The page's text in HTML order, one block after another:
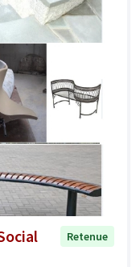
Retenue